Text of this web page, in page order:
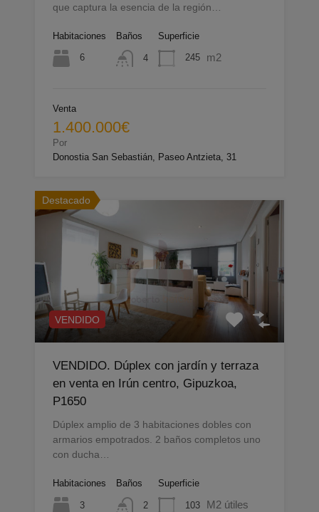
que captura la esencia de la región…
Habitaciones
6
Baños
4
Superficie
245 m2
Venta
1.400.000€
Por
Donostia San Sebastián, Paseo Antzieta, 31
Destacado
VENDIDO
VENDIDO. Dúplex con jardín y terraza
en venta en Irún centro, Gipuzkoa,
P1650
Dúplex amplio de 3 habitaciones dobles con
armarios empotrados. 2 baños completos uno
con ducha…
Habitaciones
3
Baños
2
Superficie
103 M2 útiles